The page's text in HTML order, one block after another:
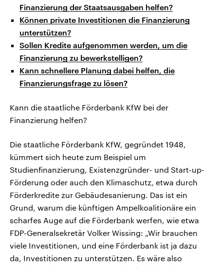
Finanzierung der Staatsausgaben helfen?
Können private Investitionen die Finanzierung
unterstützen?
Sollen Kredite aufgenommen werden, um die
Finanzierung zu bewerkstelligen?
Kann schnellere Planung dabei helfen, die
Finanzierungsfrage zu lösen?
Kann die staatliche Förderbank KfW bei der
Finanzierung helfen?
Die staatliche Förderbank KfW, gegründet 1948,
kümmert sich heute zum Beispiel um
Studienfinanzierung, Existenzgründer- und Start-up-
Förderung oder auch den Klimaschutz, etwa durch
Förderkredite zur Gebäudesanierung. Das ist ein
Grund, warum die künftigen Ampelkoalitionäre ein
scharfes Auge auf die Förderbank werfen, wie etwa
FDP-Generalsekretär Volker Wissing: „Wir brauchen
viele Investitionen, und eine Förderbank ist ja dazu
da, Investitionen zu unterstützen. Es wäre also